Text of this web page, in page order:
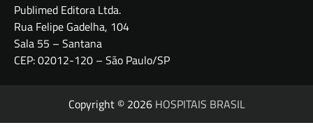
Publimed Editora Ltda.
Rua Felipe Gadelha, 104
Sala 55 – Santana
CEP: 02012-120 – São Paulo/SP
Copyright © 2026 HOSPITAIS BRASIL